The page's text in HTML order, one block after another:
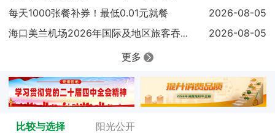
每天1000张餐补券！最低0.01元就餐
2026-08-05
海口美兰机场2026年国际及地区旅客吞吐量已超过100万人次
2026-08-05
更多
比较与选择 阳光公开